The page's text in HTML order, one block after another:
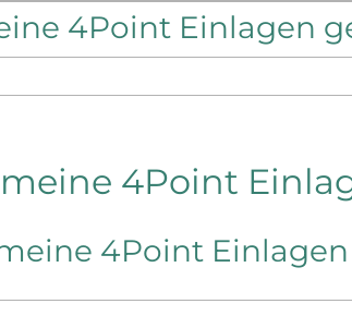
4Point Einlagen
4Point
4Point